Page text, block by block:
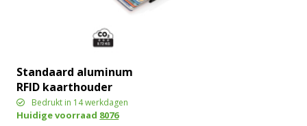
Standaard aluminum
RFID kaarthouder
Bedrukt in 14 werkdagen
Huidige voorraad 8076